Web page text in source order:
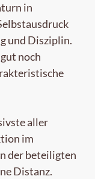
in
und Disziplin.
noch
aller
im
der beteiligten
Distanz.